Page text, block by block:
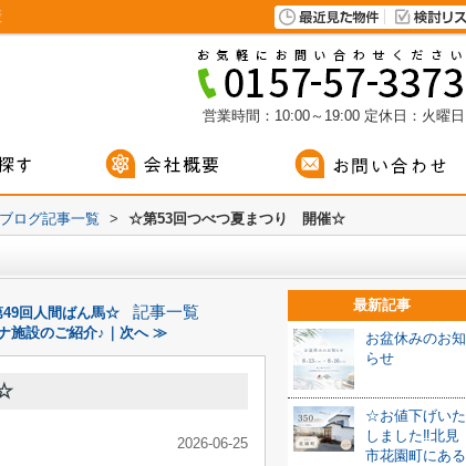
営業時間：10:00～19:00 定休日：火曜日
ログ記事一覧 > ☆第53回つべつ夏まつり 開催☆
回人間ばん馬☆ 記事一覧
施設のご紹介♪｜次へ ≫
2026-06-25
最新記事
お盆休みのお知
らせ
☆お値下げいた
しました‼北見
市花園町にある